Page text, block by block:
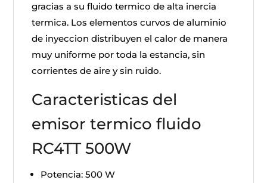
gracias a su fluido termico de alta inercia
termica. Los elementos curvos de aluminio
de inyeccion distribuyen el calor de manera
muy uniforme por toda la estancia, sin
corrientes de aire y sin ruido.
Caracteristicas del
emisor termico fluido
RC4TT 500W
Potencia: 500 W